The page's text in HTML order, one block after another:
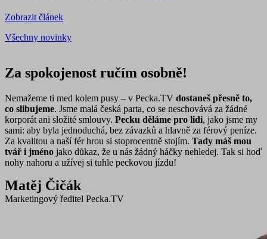
Zobrazit článek
Všechny novinky
Za spokojenost ručím osobně!
Nemažeme ti med kolem pusy – v Pecka.TV dostaneš přesně to,
co slibujeme. Jsme malá česká parta, co se neschovává za žádné
korporát ani složité smlouvy. Pecku děláme pro lidi, jako jsme my
sami: aby byla jednoduchá, bez závazků a hlavně za férový peníze.
Za kvalitou a naší fér hrou si stoprocentně stojím. Tady máš mou
tvář i jméno jako důkaz, že u nás žádný háčky nehledej. Tak si hoď
nohy nahoru a užívej si tuhle peckovou jízdu!
Matěj Čičák
Marketingový ředitel Pecka.TV